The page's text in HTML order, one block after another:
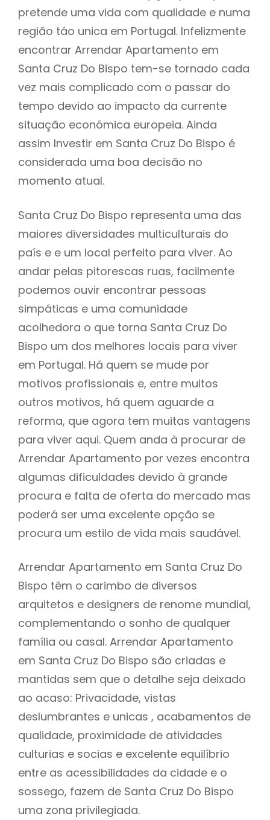
pretende uma vida com qualidade e numa
região táo unica em Portugal. Infelizmente
encontrar Arrendar Apartamento em
Santa Cruz Do Bispo tem-se tornado cada
vez mais complicado com o passar do
tempo devido ao impacto da currente
situação económica europeia. Ainda
assim Investir em Santa Cruz Do Bispo é
considerada uma boa decisão no
momento atual.
Santa Cruz Do Bispo representa uma das
maiores diversidades multiculturais do
país e e um local perfeito para viver. Ao
andar pelas pitorescas ruas, facilmente
podemos ouvir encontrar pessoas
simpáticas e uma comunidade
acolhedora o que torna Santa Cruz Do
Bispo um dos melhores locais para viver
em Portugal. Há quem se mude por
motivos profissionais e, entre muitos
outros motivos, há quem aguarde a
reforma, que agora tem muitas vantagens
para viver aqui. Quem anda à procurar de
Arrendar Apartamento por vezes encontra
algumas dificuldades devido à grande
procura e falta de oferta do mercado mas
poderá ser uma excelente opção se
procura um estilo de vida mais saudável.
Arrendar Apartamento em Santa Cruz Do
Bispo têm o carimbo de diversos
arquitetos e designers de renome mundial,
complementando o sonho de qualquer
família ou casal. Arrendar Apartamento
em Santa Cruz Do Bispo são criadas e
mantidas sem que o detalhe seja deixado
ao acaso: Privacidade, vistas
deslumbrantes e unicas , acabamentos de
qualidade, proximidade de atividades
culturias e socias e excelente equilíbrio
entre as acessibilidades da cidade e o
sossego, fazem de Santa Cruz Do Bispo
uma zona privilegiada.